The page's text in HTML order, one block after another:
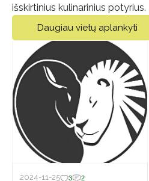
išskirtinius kulinarinius potyrius.
Daugiau vietų aplankyti
2024-11-25 3 2